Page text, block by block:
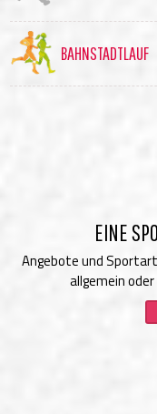
BAHNSTADTLAUF
EINE
Angebote und
allgemein